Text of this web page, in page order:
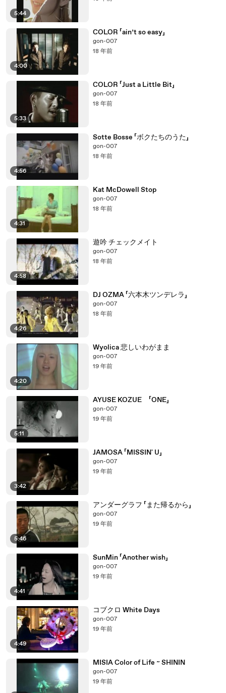
5:44
4:00
COLOR 「ain’t so easy」
gon-007
18 年前
5:33
COLOR 「Just a Little Bit」
gon-007
18 年前
4:56
Sotte Bosse 「ボクたちのうた」
gon-007
18 年前
4:31
Kat McDowell Stop
gon-007
18 年前
4:58
遊吟 チェックメイト
gon-007
18 年前
4:26
DJ OZMA 「六本木ツンデレラ」
gon-007
18 年前
4:20
Wyolica 悲しいわがまま
gon-007
19 年前
5:11
AYUSE KOZUE 「ONE」
gon-007
19 年前
3:42
JAMOSA 「MISSIN' U」
gon-007
19 年前
5:46
アンダーグラフ 「また帰るから」
gon-007
19 年前
4:41
SunMin 「Another wish」
gon-007
19 年前
4:49
コブクロ White Days
gon-007
19 年前
MISIA Color of Life ~ SHININ
gon-007
19 年前